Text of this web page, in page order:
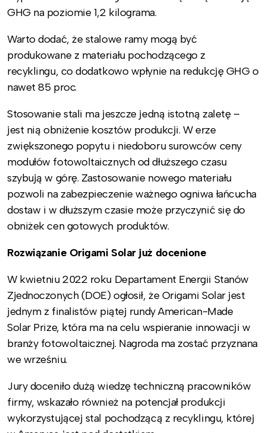
GHG na poziomie 1,2 kilograma.
Warto dodać, że stalowe ramy mogą być
produkowane z materiału pochodzącego z
recyklingu, co dodatkowo wpłynie na redukcję GHG o
nawet 85 proc.
Stosowanie stali ma jeszcze jedną istotną zaletę –
jest nią obniżenie kosztów produkcji. W erze
zwiększonego popytu i niedoboru surowców ceny
modułów fotowoltaicznych od dłuższego czasu
szybują w górę. Zastosowanie nowego materiału
pozwoli na zabezpieczenie ważnego ogniwa łańcucha
dostaw i w dłuższym czasie może przyczynić się do
obniżek cen gotowych produktów.
Rozwiązanie Origami Solar już docenione
W kwietniu 2022 roku Departament Energii Stanów
Zjednoczonych (DOE) ogłosił, że Origami Solar jest
jednym z finalistów piątej rundy American-Made
Solar Prize, która ma na celu wspieranie innowacji w
branży fotowoltaicznej. Nagroda ma zostać przyznana
we wrześniu.
Jury doceniło dużą wiedzę techniczną pracowników
firmy, wskazało również na potencjał produkcji
wykorzystującej stal pochodzącą z recyklingu, której